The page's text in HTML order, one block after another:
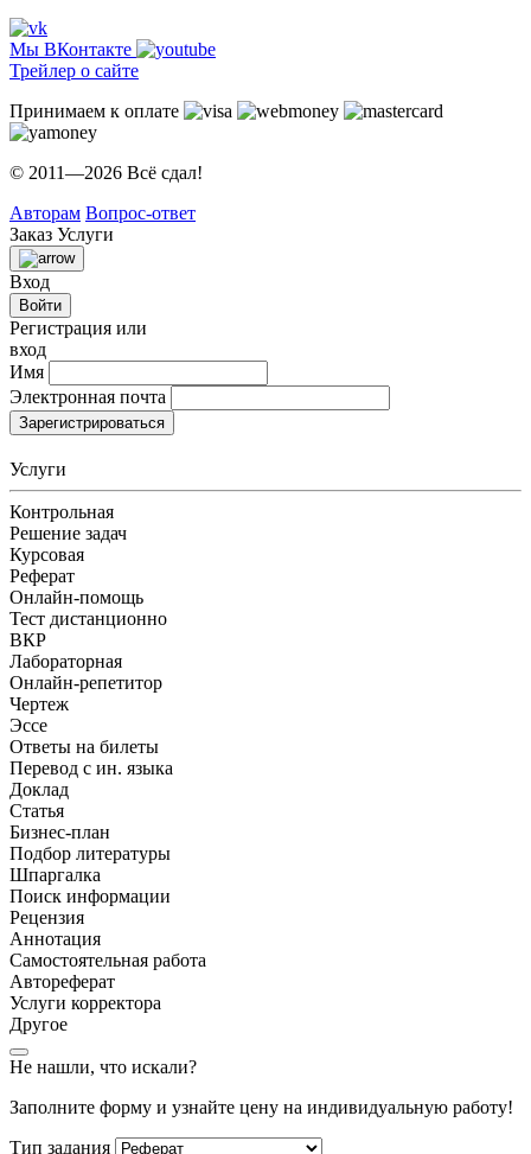
Мы ВКонтакте
Трейлер о сайте
Принимаем к оплате
© 2011—2026 Всё сдал!
Авторам Вопрос-ответ
Заказ Услуги
Вход
Войти
Регистрация или
вход
Имя
Электронная почта
Зарегистрироваться
Услуги
Контрольная
Решение задач
Курсовая
Реферат
Онлайн-помощь
Тест дистанционно
ВКР
Лабораторная
Онлайн-репетитор
Чертеж
Эссе
Ответы на билеты
Перевод с ин. языка
Доклад
Статья
Бизнес-план
Подбор литературы
Шпаргалка
Поиск информации
Рецензия
Аннотация
Самостоятельная работа
Автореферат
Услуги корректора
Другое
Не нашли, что искали?
Заполните форму и узнайте цену на индивидуальную работу!
Тип задания